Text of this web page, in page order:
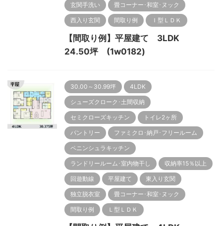
玄関手洗い 畳コーナー･和室･ヌック
西入り玄関 間取り例 Ｉ型ＬＤＫ
【間取り例】平屋建て 3LDK
24.50坪 (1w0182)
30.00～30.99坪 4LDK
シューズクローク･土間収納
セミクローズキッチン トイレ2ヶ所
パントリー ファミクロ･納戸･フリールーム
ペニンシュラキッチン
ランドリールーム･室内物干し 収納率15％以上
回遊動線 平屋建て 東入り玄関
独立脱衣室 畳コーナー･和室･ヌック
間取り例 Ｌ型ＬＤＫ